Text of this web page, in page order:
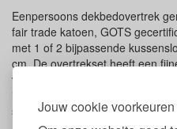
Jouw cookie voorkeuren
Eenpersoons dekbedovertrek
fair trade katoen, GOTS
met 1 of 2 bijpassende
cm. De overtrekset heeft een
vierkante inch en voelt hierdoor
is geen gebruik gemaakt van
stoffen.